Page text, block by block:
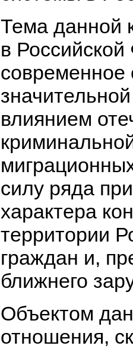
Тема данной
в
современное
влиянием
силу ряда
характера
территории
граждан и,
ближнего
Объектом
отношения,